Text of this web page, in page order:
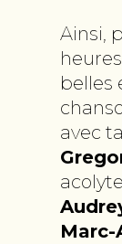
Ainsi,
belles
avec